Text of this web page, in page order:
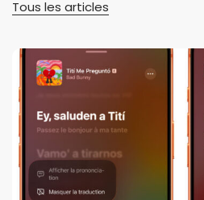
Tous les articles